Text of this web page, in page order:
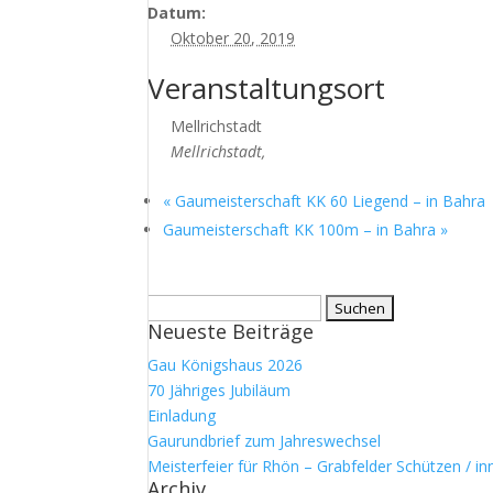
Datum:
Oktober 20, 2019
Veranstaltungsort
Mellrichstadt
Mellrichstadt,
« Gaumeisterschaft KK 60 Liegend – in Bahra
Gaumeisterschaft KK 100m – in Bahra »
nach:
Neueste Beiträge
Gau Königshaus 2026
70 Jähriges Jubiläum
Einladung
Gaurundbrief zum Jahreswechsel
Meisterfeier für Rhön – Grabfelder Schützen /